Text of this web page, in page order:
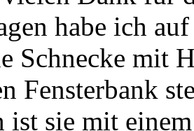
habe ich
Schnecke mit
Fensterbank
sie mit